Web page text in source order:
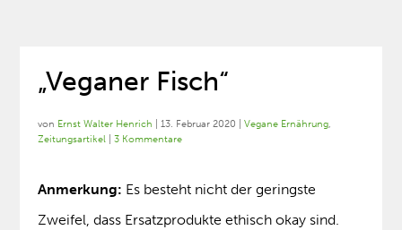
„Veganer Fisch“
von Ernst Walter Henrich |13. Februar 2020 |Vegane Ernährung,
Zeitungsartikel |3 Kommentare
Anmerkung: Es besteht nicht der geringste
Zweifel, dass Ersatzprodukte ethisch okay sind.